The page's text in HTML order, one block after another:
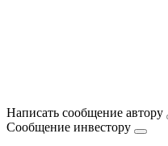
Написать сообщение автору
Сообщение инвестору